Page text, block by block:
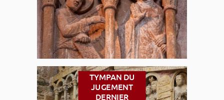
TYMPAN DU
JUGEMENT
DERNIER